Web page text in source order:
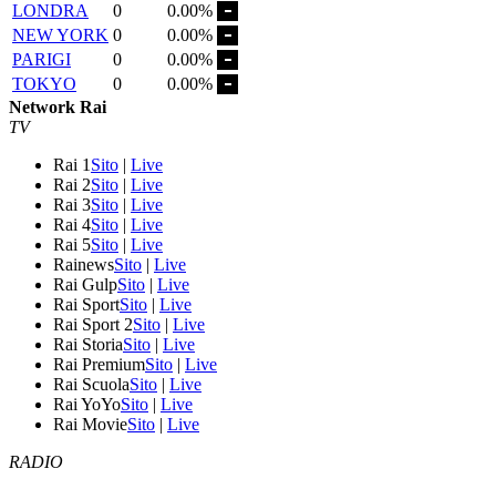
LONDRA
0
0.00%
NEW YORK 0
0.00%
PARIGI
0
0.00%
TOKYO
0
0.00%
Network Rai
TV
Rai 1 Sito | Live
Rai 2Sito | Live
Rai 3Sito | Live
Rai 4Sito | Live
Rai 5Sito | Live
RainewsSito | Live
Rai GulpSito | Live
Rai SportSito | Live
Rai Sport 2Sito | Live
Rai StoriaSito | Live
Rai PremiumSito | Live
Rai ScuolaSito | Live
Rai YoYoSito | Live
Rai MovieSito | Live
RADIO